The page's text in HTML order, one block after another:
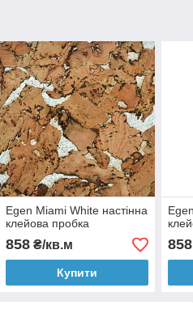
Egen Miami White настінна
клейова пробка
858₴/кв.м
Купити
858